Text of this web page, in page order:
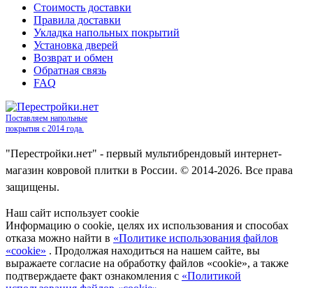
Стоимость доставки
Правила доставки
Укладка напольных покрытий
Установка дверей
Возврат и обмен
Обратная связь
FAQ
Поставляем напольные
покрытия с 2014 года.
"Перестройки.нет" - первый мультибрендовый интернет-
магазин ковровой плитки в России. © 2014-2026. Все права
защищены.
Наш сайт использует cookie
Информацию о cookie, целях их использования и способах
отказа можно найти в «Политике использования файлов
«cookie» . Продолжая находиться на нашем сайте, вы
выражаете согласие на обработку файлов «cookie», а также
подтверждаете факт ознакомления с «Политикой